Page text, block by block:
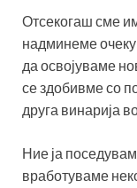
Отсекогаш сме
надминеме
да освојуваме
се здобивме со
друга винарија
Ние ја
вработуваме